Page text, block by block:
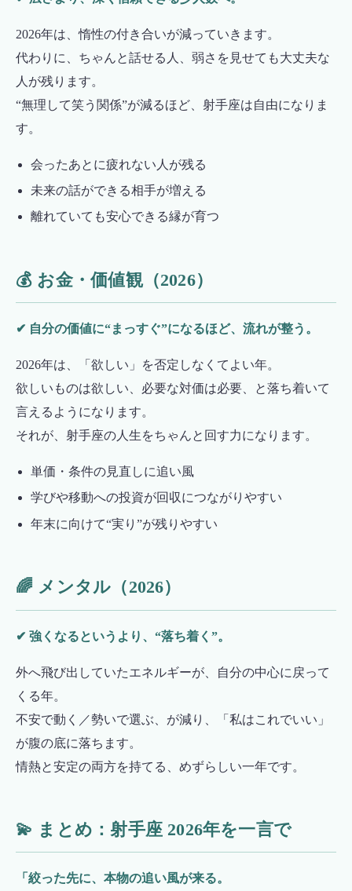
2026年は、惰性の付き合いが減っていきます。
代わりに、ちゃんと話せる人、弱さを見せても大丈夫な
人が残ります。
“無理して笑う関係”が減るほど、射手座は自由になりま
す。
会ったあとに疲れない人が残る
未来の話ができる相手が増える
離れていても安心できる縁が育つ
💰 お金・価値観（2026）
✔ 自分の価値に“まっすぐ”になるほど、流れが整う。
2026年は、「欲しい」を否定しなくてよい年。
欲しいものは欲しい、必要な対価は必要、と落ち着いて
言えるようになります。
それが、射手座の人生をちゃんと回す力になります。
単価・条件の見直しに追い風
学びや移動への投資が回収につながりやすい
年末に向けて“実り”が残りやすい
🌈 メンタル（2026）
✔ 強くなるというより、“落ち着く”。
外へ飛び出していたエネルギーが、自分の中心に戻って
くる年。
不安で動く／勢いで選ぶ、が減り、「私はこれでいい」
が腹の底に落ちます。
情熱と安定の両方を持てる、めずらしい一年です。
💫 まとめ：射手座 2026年を一言で
「絞った先に、本物の追い風が来る。